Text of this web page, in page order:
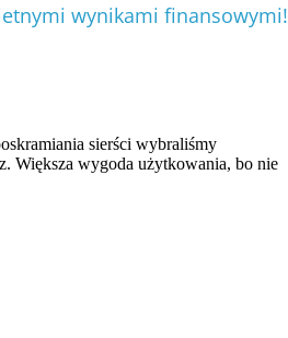
wynikami finansowymi!